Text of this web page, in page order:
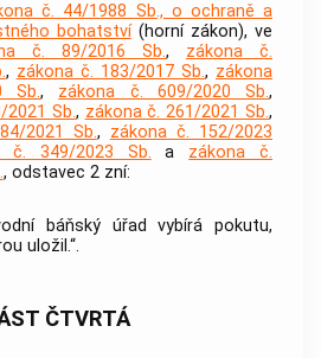
č. 44/1988 Sb., o ochraně a
bohatství(horní zákon), ve
č. 89/2016 Sb., zákona č.
, zákona č. 183/2017 Sb., zákona
Sb., zákona č. 609/2020 Sb.,
2021 Sb., zákona č. 261/2021 Sb.,
2021 Sb., zákona č. 152/2023
č. 349/2023 Sb. a zákona č.
, odstavec 2 zní:
báňský úřad vybírá pokutu,
uložil.“.
ČTVRTÁ